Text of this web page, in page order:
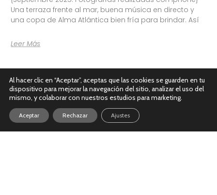
Una terraza frente al mar, buena música en directo y
una copa de Alma Atlántica bien fría para brindar. Así
Leer Más
Al hacer clic en “Aceptar”, aceptas que las cookies se guarden en tu
dispositivo para mejorar la navegación del sitio, analizar el uso del
mismo, y colaborar con nuestros estudios para marketing.
Aceptar Rechazar Ajustes